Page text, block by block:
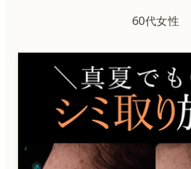
60代女性